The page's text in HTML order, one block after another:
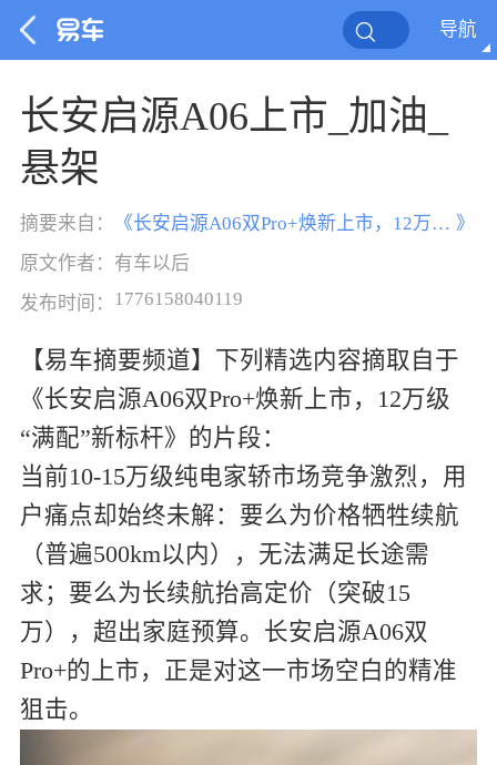
导航
长安启源A06上市_加油_
悬架
摘要来自： 《 长安启源A06双Pro+焕新上市，12万级“满配”新标杆 》
原文作者： 有车以后
发布时间： 1776158040119
【易车摘要频道】下列精选内容摘取自于
《长安启源A06双Pro+焕新上市，12万级
“满配”新标杆》的片段：
当前10-15万级纯电家轿市场竞争激烈，用
户痛点却始终未解：要么为价格牺牲续航
（普遍500km以内），无法满足长途需
求；要么为长续航抬高定价（突破15
万），超出家庭预算。长安启源A06双
Pro+的上市，正是对这一市场空白的精准
狙击。